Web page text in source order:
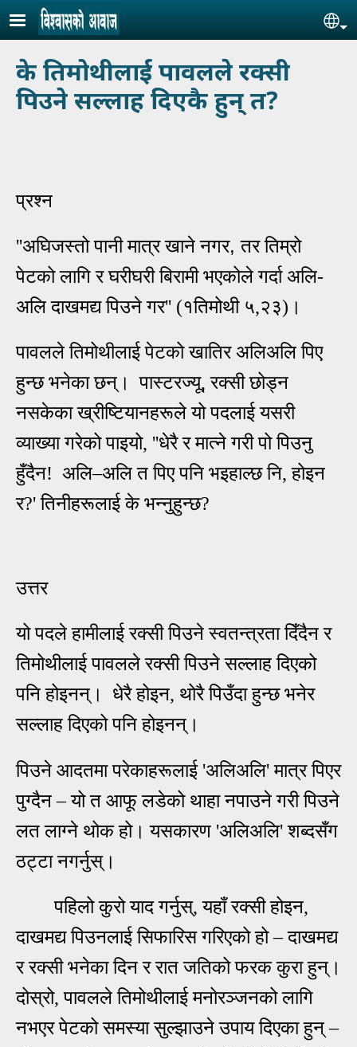
Skip to main content
के तिमोथीलाई पावलले रक्सी
पिउने सल्लाह दिएकै हुन् त?
प्रश्न
''अघिजस्‍तो पानी मात्र खाने नगर,तर तिम्रो
पेटको लागि र घरीघरी बिरामी भएकोले गर्दा अलि-
अलि दाखमद्य पिउने गर'' (१तिमोथी ५,२३)।
पावलले तिमोथीलाई पेटको खातिर अलिअलि पिए
हुन्छ भनेका छन्। पास्टरज्यू, रक्सी छोड्न
नसकेका ख्रीष्टियानहरूले यो पदलाई यसरी
व्याख्या गरेको पाइयो, ''धेरै र मात्ने गरी पो पिउनु
हुँदैन! अलि–अलि त पिए पनि भइहाल्छ नि, होइन
र?'तिनीहरूलाई के भन्नुहुन्छ?
उत्तर
यो पदले हामीलाई रक्सी पिउने स्वतन्त्रता दिँदैन र
तिमोथीलाई पावलले रक्सी पिउने सल्लाह दिएको
पनि होइनन्। धेरै होइन, थोरै पिउँदा हुन्छ भनेर
सल्लाह दिएको पनि होइनन्।
पिउने आदतमा परेकाहरूलाई 'अलिअलि' मात्र पिएर
पुग्दैन – यो त आफू लडेको थाहा नपाउने गरी पिउने
लत लाग्ने थोक हो। यसकारण 'अलिअलि' शब्दसँग
ठट्टा नगर्नुस्।
पहिलो कुरो याद गर्नुस्, यहाँ रक्सी होइन,
दाखमद्य पिउनलाई सिफारिस गरिएको हो – दाखमद्य
र रक्सी भनेका दिन र रात जतिको फरक कुरा हुन्।
दोस्रो, पावलले तिमोथीलाई मनोरञ्जनको लागि
नभएर पेटको समस्या सुल्झाउने उपाय दिएका हुन् –